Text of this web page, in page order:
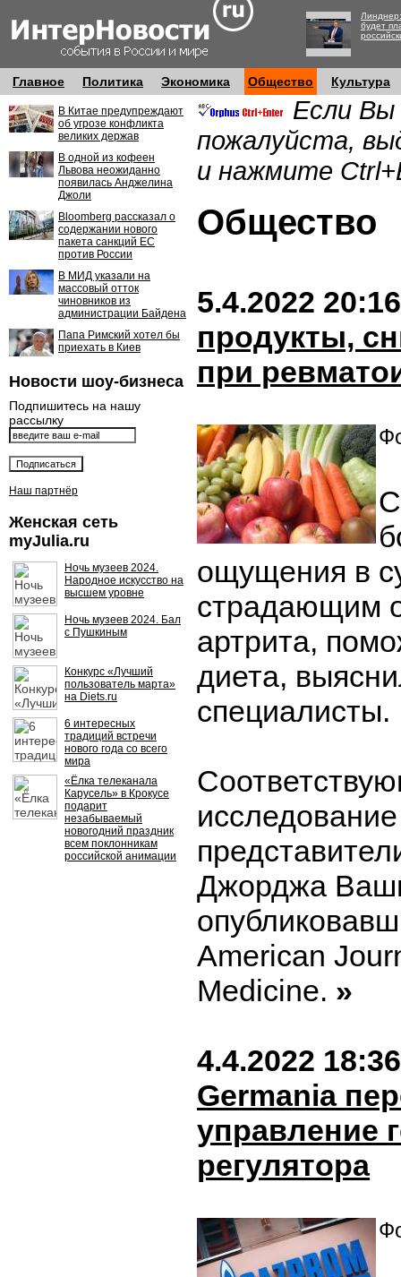
будет
Главное Политика Экономика Общество Культура
В Китае предупреждают
об угрозе конфликта
великих держав
В одной из кофеен
Львова неожиданно
появилась Анджелина
Джоли
Bloomberg рассказал о
содержании нового
пакета санкций ЕС
против России
В МИД указали на
массовый отток
чиновников из
администрации Байдена
Папа Римский хотел бы
приехать в Киев
Новости шоу-бизнеса
Подпишитесь на нашу
рассылку
Наш партнёр
Женская сеть
myJulia.ru
Ночь музеев 2024.
Народное искусство на
высшем уровне
Ночь музеев 2024. Бал
с Пушкиным
Конкурс «Лучший
пользователь марта»
на Diets.ru
6 интересных
традиций встречи
нового года со всего
мира
«Ёлка телеканала
Карусель» в Крокусе
подарит
незабываемый
новогодний праздник
всем поклонникам
российской анимации
Если Вы
пожалуйста,
и нажмите
5.4.2022 20:16
продукты,
при
ощущения в
страдающим
артрита,
диета,
специалисты.
Джорджа
American
Medicine. »
4.4.2022 18:36
Germania
управление
регулятора